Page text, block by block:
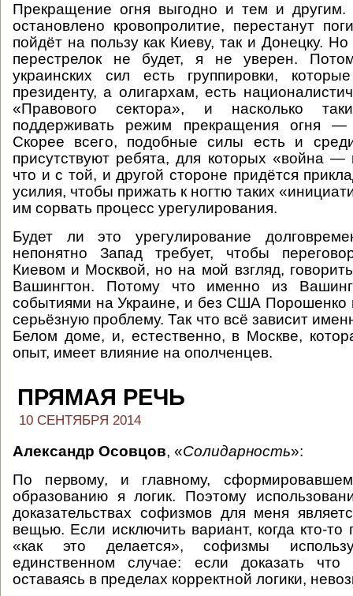
Прекращение огня выгодно и тем и другим.
остановлено кровопролитие, перестанут
пойдёт на пользу как Киеву, так и Донецку.
перестрелок не будет, я не уверен.
украинских сил есть группировки,
президенту, а олигархам, есть
«Правового сектора», и насколько
поддерживать режим прекращения огня
Скорее всего, подобные силы есть и
присутствуют ребята, для которых «война —
что и с той, и другой стороне придётся
усилия, чтобы прижать к ногтю таких
им сорвать процесс урегулирования.
Будет ли это урегулирование
непонятно Запад требует, чтобы
Киевом и Москвой, но на мой взгляд,
Вашингтон. Потому что именно из
событиями на Украине, и без США Порошенко
серьёзную проблему. Так что всё зависит
Белом доме, и, естественно, в Москве,
опыт, имеет влияние на ополченцев.
ПРЯМАЯ РЕЧЬ
10 СЕНТЯБРЯ 2014
Александр Осовцов, «Солидарность»:
По первому, и главному,
образованию я логик. Поэтому
доказательствах софизмов для меня
вещью. Если исключить вариант, когда кто-то
«как это делается», софизмы
единственном случае: если доказать
оставаясь в пределах корректной логики,